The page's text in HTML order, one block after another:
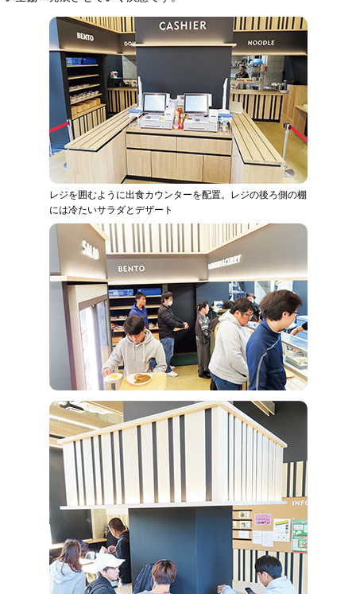
レジを囲むように出食カウンターを配置。レジの後ろ側の棚
には冷たいサラダとデザート